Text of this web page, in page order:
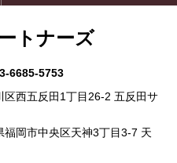
トナーズ
6685-5753
区西五反田1丁目26-2 五反田サ
福岡市中央区天神3丁目3-7 天